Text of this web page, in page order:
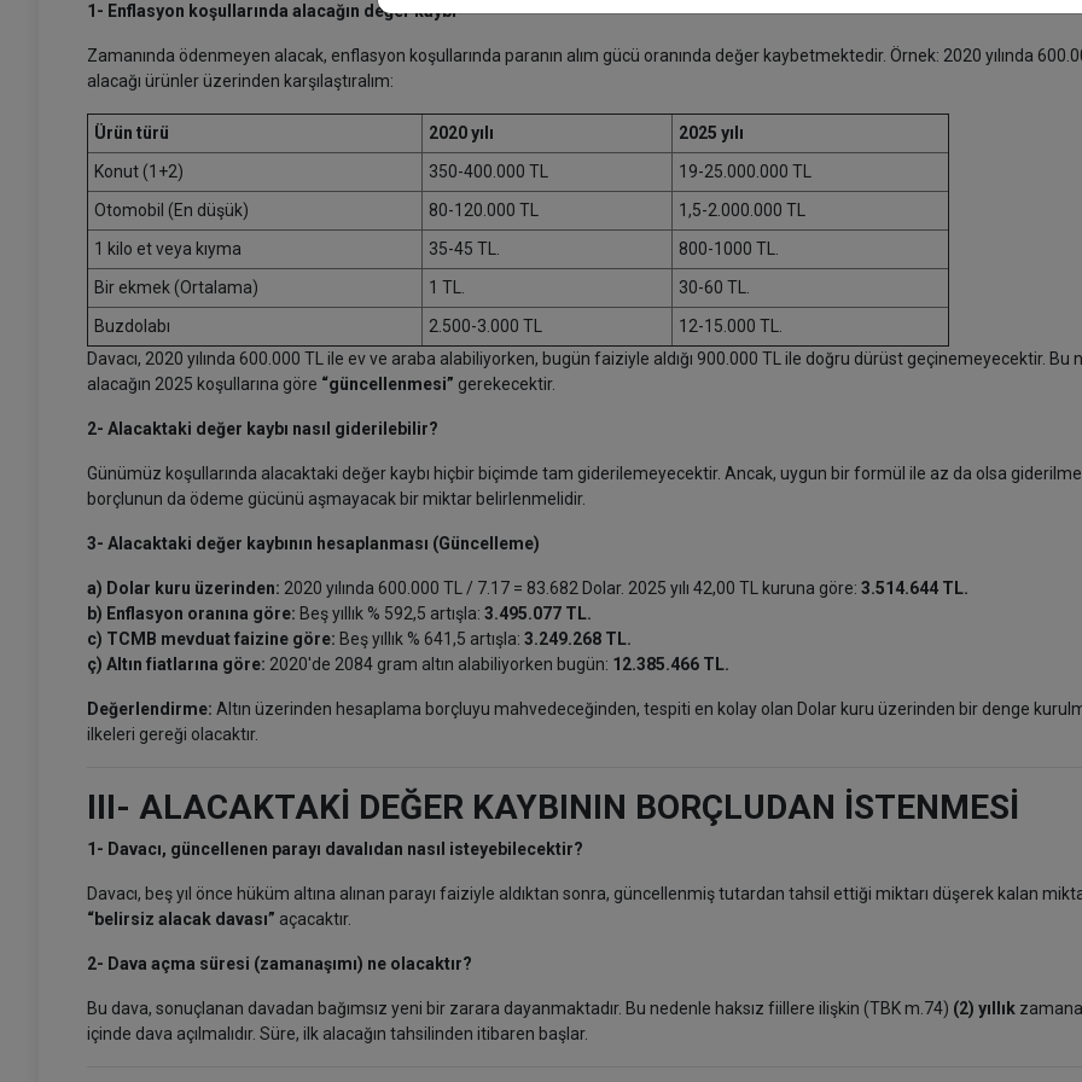
1- Enflasyon koşullarında alacağın değer kaybı
Zamanında ödenmeyen alacak, enflasyon koşullarında paranın alım gücü oranında değer kaybetmektedir. Örnek: 2020 yılında
alacağı ürünler üzerinden karşılaştıralım:
Ürün türü 2020 yılı
2025 yılı
Konut (1+2)
350-400.000 TL
19-25.000.000 TL
Otomobil (En düşük)
80-120.000 TL
1,5-2.000.000 TL
1 kilo et veya kıyma
35-45 TL.
800-1000 TL.
Bir ekmek (Ortalama)
1 TL.
30-60 TL.
Buzdolabı
2.500-3.000 TL
12-15.000 TL.
Davacı, 2020 yılında 600.000 TL ile ev ve araba alabiliyorken, bugün faiziyle aldığı 900.000 TL ile doğru dürüst geçinemeyecektir. Bu
alacağın 2025 koşullarına göre “güncellenmesi” gerekecektir.
2- Alacaktaki değer kaybı nasıl giderilebilir?
Günümüz koşullarında alacaktaki değer kaybı hiçbir biçimde tam giderilemeyecektir. Ancak, uygun bir formül ile az da olsa
borçlunun da ödeme gücünü aşmayacak bir miktar belirlenmelidir.
3- Alacaktaki değer kaybının hesaplanması (Güncelleme)
a) Dolar kuru üzerinden: 2020 yılında 600.000 TL / 7.17 = 83.682 Dolar. 2025 yılı 42,00 TL kuruna göre: 3.514.644 TL.
b) Enflasyon oranına göre: Beş yıllık % 592,5 artışla: 3.495.077 TL.
c) TCMB mevduat faizine göre: Beş yıllık % 641,5 artışla: 3.249.268 TL.
ç) Altın fiatlarına göre: 2020'de 2084 gram altın alabiliyorken bugün: 12.385.466 TL.
Değerlendirme: Altın üzerinden hesaplama borçluyu mahvedeceğinden, tespiti en kolay olan Dolar kuru üzerinden bir denge
ilkeleri gereği olacaktır.
III- ALACAKTAKİ DEĞER KAYBININ BORÇLUDAN İSTENMESİ
1- Davacı, güncellenen parayı davalıdan nasıl isteyebilecektir?
Davacı, beş yıl önce hüküm altına alınan parayı faiziyle aldıktan sonra, güncellenmiş tutardan tahsil ettiği miktarı düşerek kalan
“belirsiz alacak davası” açacaktır.
2- Dava açma süresi (zamanaşımı) ne olacaktır?
Bu dava, sonuçlanan davadan bağımsız yeni bir zarara dayanmaktadır. Bu nedenle haksız fiillere ilişkin (TBK m.74) (2) yıllık
içinde dava açılmalıdır. Süre, ilk alacağın tahsilinden itibaren başlar.